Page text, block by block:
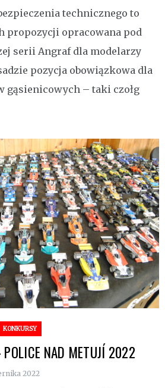
technicznego to
propozycji opracowana pod
serii Angraf dla modelarzy
pozycja obowiązkowa dla
gąsienicowych – taki czołg
KONKURSY
NAD METUJÍ 2022
2022